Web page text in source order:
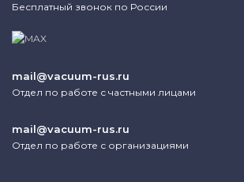
Бесплатный звонок по России
mail@vacuum-rus.ru
Отдел по работе с частными лицами
mail@vacuum-rus.ru
Отдел по работе с организациями